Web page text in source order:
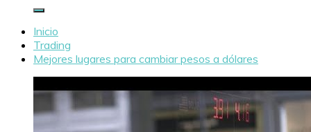
Inicio
Trading
Mejores lugares para cambiar pesos a dólares